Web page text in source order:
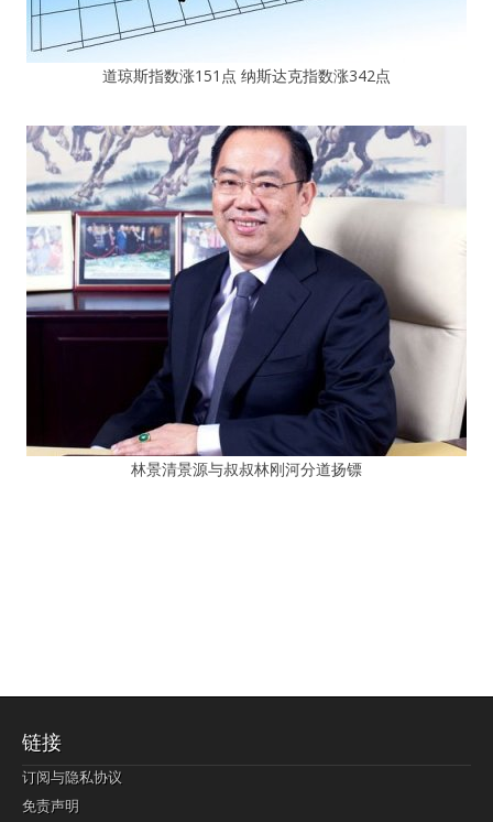
道琼斯指数涨151点 纳斯达克指数涨342点
林景清景源与叔叔林刚河分道扬镖
链接
订阅与隐私协议
免责声明